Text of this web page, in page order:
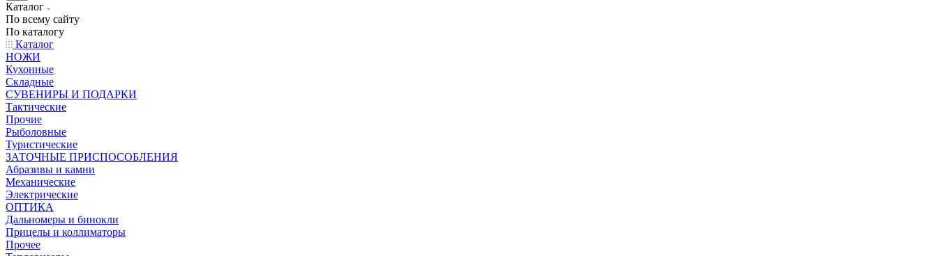
Каталог
По всему сайту
По каталогу
Каталог
НОЖИ
Кухонные
Складные
СУВЕНИРЫ И ПОДАРКИ
Тактические
Прочие
Рыболовные
Туристические
ЗАТОЧНЫЕ ПРИСПОСОБЛЕНИЯ
Абразивы и камни
Механические
Электрические
ОПТИКА
Дальномеры и бинокли
Прицелы и коллиматоры
Прочее